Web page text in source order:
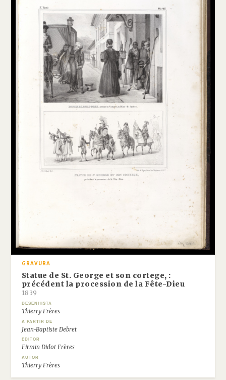
GRAVURA
Statue de St. George et son cortege, :
précédent la procession de la Fête-Dieu
1839
DESENHISTA
Thierry Frères
A PARTIR DE
Jean-Baptiste Debret
EDITOR
Firmin Didot Frères
AUTOR
Thierry Frères